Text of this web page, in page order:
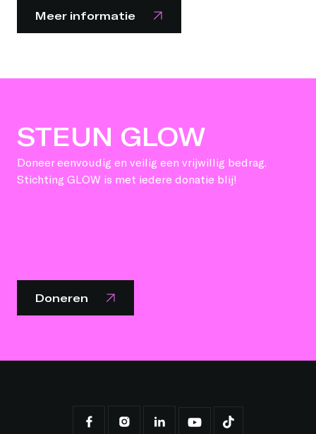
Meer informatie
STEUN GLOW
Doneer eenvoudig en veilig een vrijwillig bedrag.
Stichting GLOW is met iedere donatie blij!
Doneren